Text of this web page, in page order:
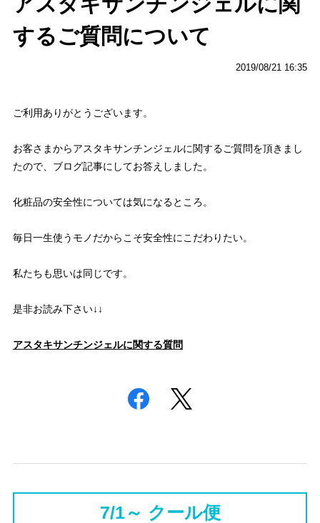
するご質問について
2019/08/21 16:35
ご利用ありがとうございます。
お客さまからアスタキサンチンジェルに関するご質問を頂きまし
たので、ブログ記事にしてお答えしました。
化粧品の安全性については気になるところ。
毎日一生使うモノだからこそ安全性にこだわりたい。
私たちも思いは同じです。
是非お読み下さい↓↓
アスタキサンチンジェルに関する質問
7/1～ クール便